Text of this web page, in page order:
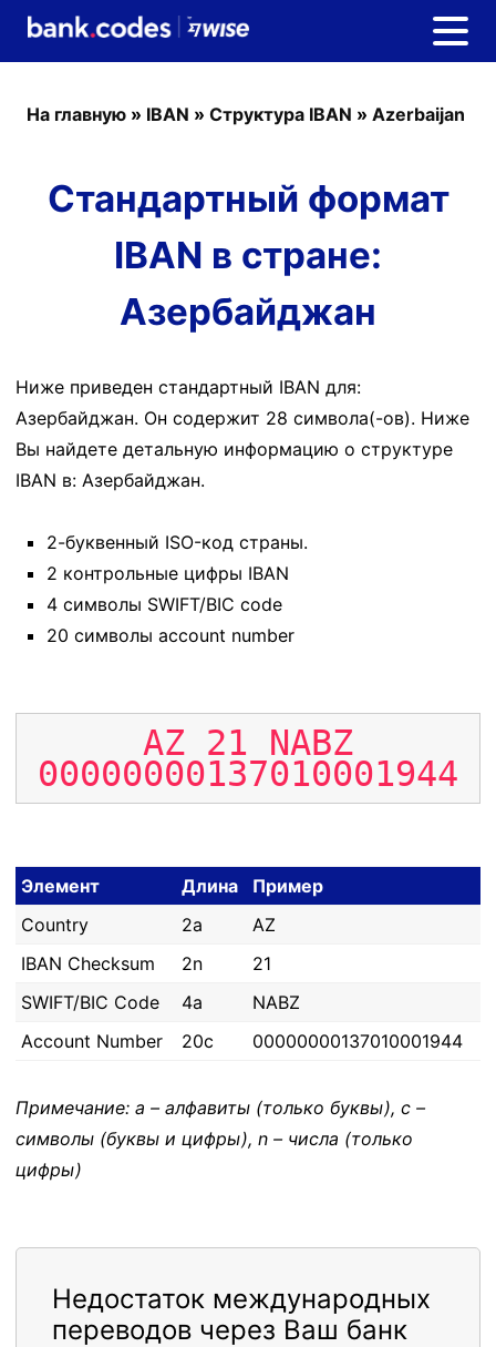
На главную » IBAN » Структура IBAN » Azerbaijan
Стандартный формат
IBAN в стране:
Азербайджан
Ниже приведен стандартный IBAN для:
Азербайджан. Он содержит 28 символа(-ов). Ниже
Вы найдете детальную информацию о структуре
IBAN в: Азербайджан.
2-буквенный ISO-код страны.
2 контрольные цифры IBAN
4 символы SWIFT/BIC code
20 символы account number
AZ 21 NABZ
00000000137010001944
Элемент Длина
Пример
Country
2a
AZ
IBAN Checksum
2n
21
SWIFT/BIC Code
4a
NABZ
Account Number
20c 00000000137010001944
Примечание: a – алфавиты (только буквы), c –
символы (буквы и цифры), n – числа (только
цифры)
Недостаток международных
переводов через Ваш банк